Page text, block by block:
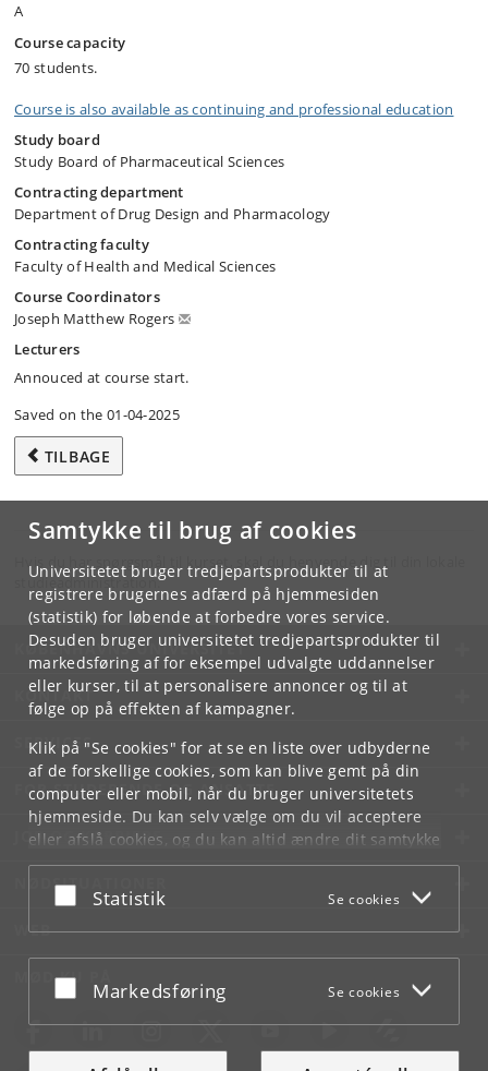
Samtykke til brug af cookies
Universitetet bruger tredjepartsprodukter til at
registrere brugernes adfærd på hjemmesiden
(statistik) for løbende at forbedre vores service.
Desuden bruger universitetet tredjepartsprodukter til
markedsføring af for eksempel udvalgte uddannelser
eller kurser, til at personalisere annoncer og til at
følge op på effekten af kampagner.
Klik på "Se cookies" for at se en liste over udbyderne
af de forskellige cookies, som kan blive gemt på din
computer eller mobil, når du bruger universitetets
hjemmeside. Du kan selv vælge om du vil acceptere
eller afslå cookies, og du kan altid ændre dit samtykke
underCookie- og privatlivspolitiksom du finder i
bunden af hver side.
Acceptér eller afslå
Statistik Se cookies
Acceptér eller afslå
Markedsføring Se cookies
A
Course capacity
70 students.
Course is also available as continuing and professional education
Study board
Study Board of Pharmaceutical Sciences
Contracting department
Department of Drug Design and Pharmacology
Contracting faculty
Faculty of Health and Medical Sciences
Course Coordinators
Joseph Matthew Rogers
Lecturers
Annouced at course start.
Saved on the 01-04-2025
TILBAGE
Hvis du har spørgsmål til kurset, skal du henvende dig til din lokale
studieadministration.
KØBENHAVNS UNIVERSITET
KONTAKT
SERVICES
FOR STUDERENDE OG ANSATTE
JOB OG KARRIERE
NØDSITUATIONER
WEB
MØD KU PÅ